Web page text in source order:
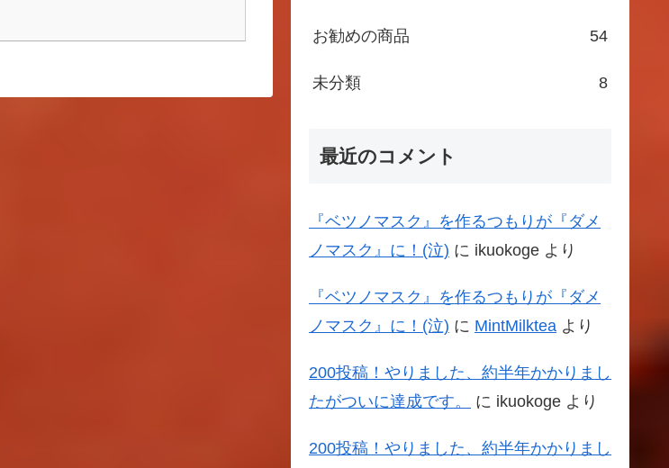
お勧めの商品 54
未分類 8
最近のコメント
『ベツノマスク』を作るつもりが『ダメ
ノマスク』に！(泣) に ikuokoge より
『ベツノマスク』を作るつもりが『ダメ
ノマスク』に！(泣) に MintMilktea より
200投稿！やりました、約半年かかりまし
たがついに達成です。
に ikuokoge より
200投稿！やりました、約半年かかりまし